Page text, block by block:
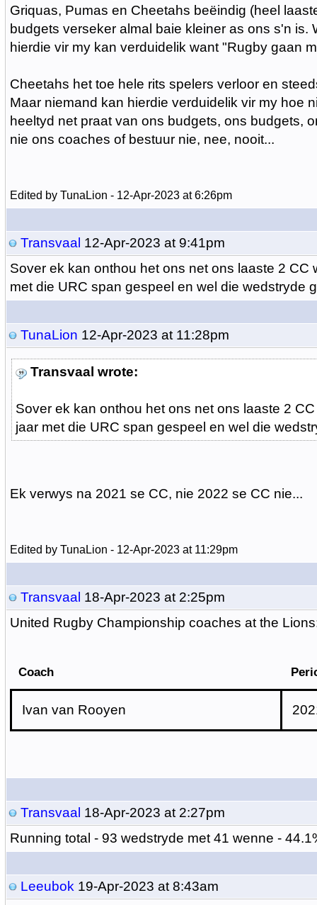
Griquas, Pumas en Cheetahs beëindig (heel
budgets verseker almal baie kleiner as ons s'n is.
hierdie vir my kan verduidelik want "Rugby gaan
Cheetahs het toe hele rits spelers verloor en
Maar niemand kan hierdie verduidelik vir my hoe
heeltyd net praat van ons budgets, ons budgets,
nie ons coaches of bestuur nie, nee, nooit...
Edited by TunaLion - 12-Apr-2023 at 6:26pm
Transvaal 12-Apr-2023 at 9:41pm
Sover ek kan onthou het ons net ons laaste 2 CC
met die URC span gespeel en wel die wedstryde
TunaLion 12-Apr-2023 at 11:28pm
Transvaal wrote:
Sover ek kan onthou het ons net ons laaste 2
jaar met die URC span gespeel en wel die
Ek verwys na 2021 se CC, nie 2022 se CC nie...
Edited by TunaLion - 12-Apr-2023 at 11:29pm
Transvaal 18-Apr-2023 at 2:25pm
United Rugby Championship coaches at the
Coach
Ivan van Rooyen
Transvaal 18-Apr-2023 at 2:27pm
Running total - 93 wedstryde met 41 wenne -
Leeubok 19-Apr-2023 at 8:43am